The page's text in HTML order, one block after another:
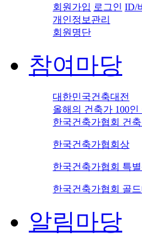
회원가입 로그인 ID/
개인정보관리
회원명단
참여마당
대한민국건축대전
올해의 건축가 100인
한국건축가협회 건
한국건축가협회상
한국건축가협회 특
한국건축가협회 골
알림마당